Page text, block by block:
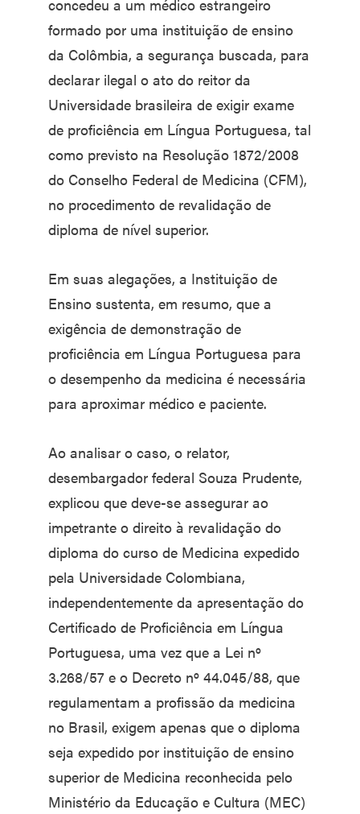
concedeu a um médico estrangeiro
formado por uma instituição de ensino
da Colômbia, a segurança buscada, para
declarar ilegal o ato do reitor da
Universidade brasileira de exigir exame
de proficiência em Língua Portuguesa, tal
como previsto na Resolução 1872/2008
do Conselho Federal de Medicina (CFM),
no procedimento de revalidação de
diploma de nível superior.
Em suas alegações, a Instituição de
Ensino sustenta, em resumo, que a
exigência de demonstração de
proficiência em Língua Portuguesa para
o desempenho da medicina é necessária
para aproximar médico e paciente.
Ao analisar o caso, o relator,
desembargador federal Souza Prudente,
explicou que deve-se assegurar ao
impetrante o direito à revalidação do
diploma do curso de Medicina expedido
pela Universidade Colombiana,
independentemente da apresentação do
Certificado de Proficiência em Língua
Portuguesa, uma vez que a Lei nº
3.268/57 e o Decreto nº 44.045/88, que
regulamentam a profissão da medicina
no Brasil, exigem apenas que o diploma
seja expedido por instituição de ensino
superior de Medicina reconhecida pelo
Ministério da Educação e Cultura (MEC)